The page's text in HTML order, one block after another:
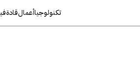
تكنولوجياأعمالقادة